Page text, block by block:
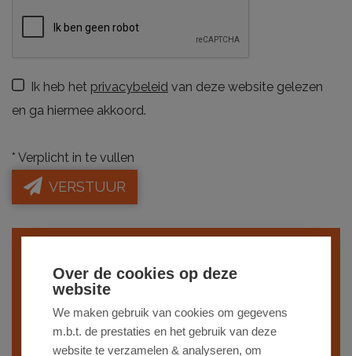
Ik heb het privacybeleid van deze website gelezen
en ga hiermee akkoord.
* Verplicht in te vullen
VERSTUUR
pand,schrijf je dan in
op onze nieuwsbrief
en blijf op de hoogte van onsrecentste
aanbod.
Over de cookies op deze
website
We maken gebruik van cookies om gegevens
m.b.t. de prestaties en het gebruik van deze
website te verzamelen & analyseren, om